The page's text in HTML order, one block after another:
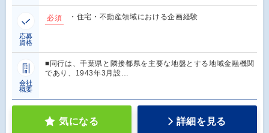
応募
資格
必須 ・住宅・不動産領域における企画経験
会社
概要
■同行は、千葉県と隣接都県を主要な地盤とする地域金融機関
であり、1943年3月設…
気になる 詳細を見る